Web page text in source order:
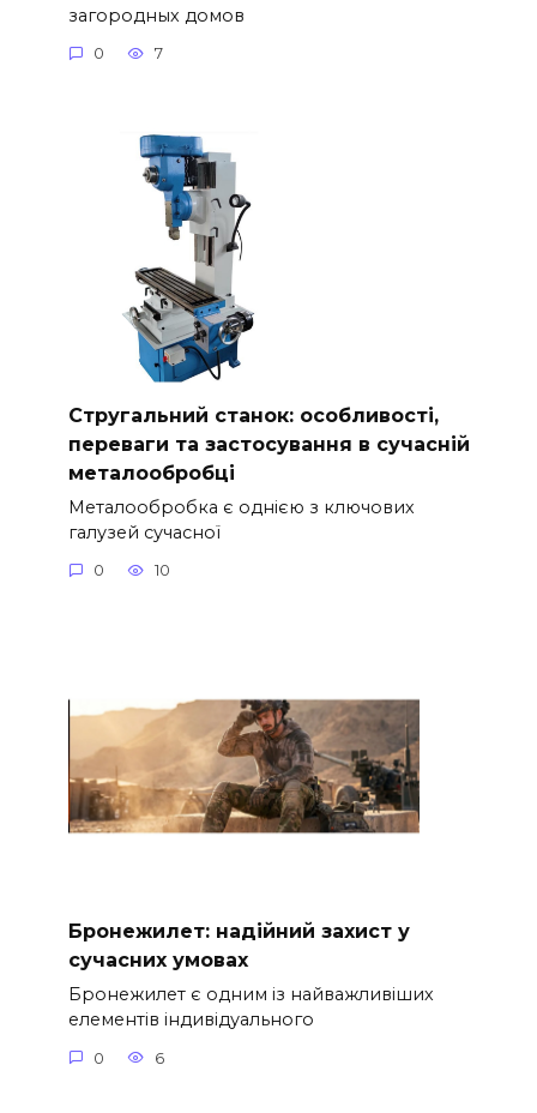
загородных домов
0 7
Стругальний станок: особливості,
переваги та застосування в сучасній
металообробці
Металообробка є однією з ключових
галузей сучасної
0 10
Бронежилет: надійний захист у
сучасних умовах
Бронежилет є одним із найважливіших
елементів індивідуального
0 6